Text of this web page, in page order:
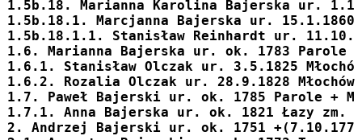
1.5b.18. Marianna Karolina Bajerska ur.
1.5b.18.1. Marcjanna Bajerska ur.
1.5b.18.1.1. Stanisław Reinhardt ur.
1.6. Marianna Bajerska ur. ok. 1783 Parole
1.6.1. Stanisław Olczak ur. 3.5.1825
1.6.2. Rozalia Olczak ur. 28.9.1828 Młochów
1.7. Paweł Bajerski ur. ok. 1785 Parole +
1.7.1. Anna Bajerska ur. ok. 1821 Łazy zm.
2. Andrzej
Bajerski ur. ok. 1751